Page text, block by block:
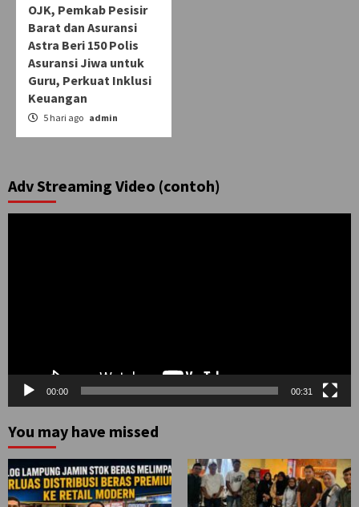
OJK, Pemkab Pesisir
Barat dan Asuransi
Astra Beri 150 Polis
Asuransi Jiwa untuk
Guru, Perkuat Inklusi
Keuangan
5 hari ago admin
Adv Streaming Video (contoh)
00:00 00:31
You may have missed